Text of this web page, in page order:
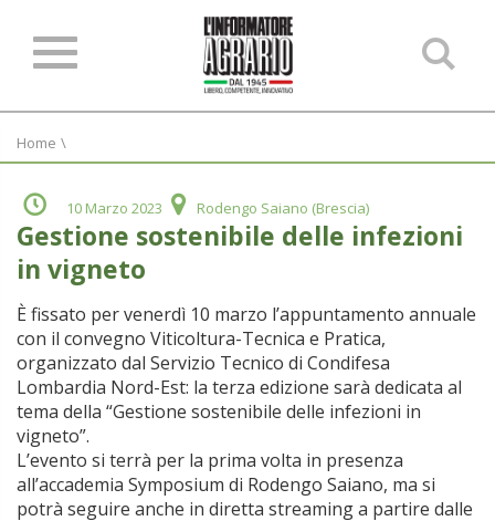
Home \
10 Marzo 2023 Rodengo Saiano (Brescia)
Gestione sostenibile delle infezioni
in vigneto
È fissato per venerdì 10 marzo l’appuntamento annuale
con il convegno Viticoltura-Tecnica e Pratica,
organizzato dal Servizio Tecnico di Condifesa
Lombardia Nord-Est: la terza edizione sarà dedicata al
tema della “Gestione sostenibile delle infezioni in
vigneto”.
L’evento si terrà per la prima volta in presenza
all’accademia Symposium di Rodengo Saiano, ma si
potrà seguire anche in diretta streaming a partire dalle